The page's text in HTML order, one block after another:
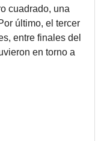
cuadrado, una
último, el tercer
entre finales del
en torno a